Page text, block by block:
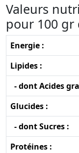
Valeurs
pour 100
Energie :
Lipides :
- dont Acides
Glucides :
- dont Sucres :
Protéines :